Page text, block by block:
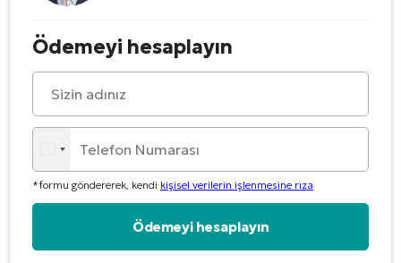
Ödemeyi hesaplayın
*formu göndererek, kendi kişisel verilerin işlenmesine rıza